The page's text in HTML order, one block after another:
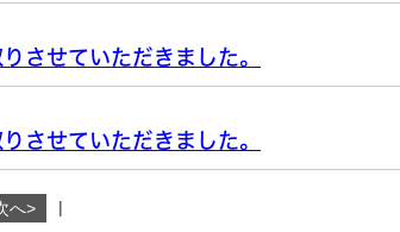
させていただきました。
させていただきました。
|
へ>